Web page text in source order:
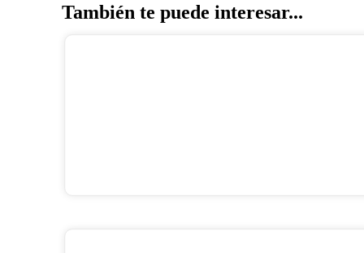
También te puede interesar...